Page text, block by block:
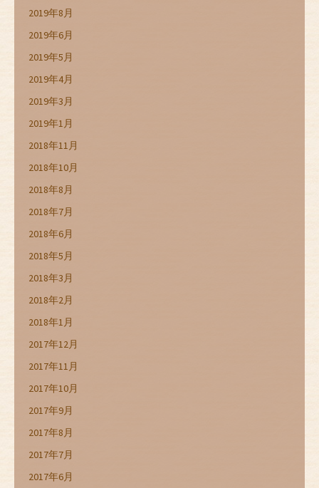
2019年8月
2019年6月
2019年5月
2019年4月
2019年3月
2019年1月
2018年11月
2018年10月
2018年8月
2018年7月
2018年6月
2018年5月
2018年3月
2018年2月
2018年1月
2017年12月
2017年11月
2017年10月
2017年9月
2017年8月
2017年7月
2017年6月